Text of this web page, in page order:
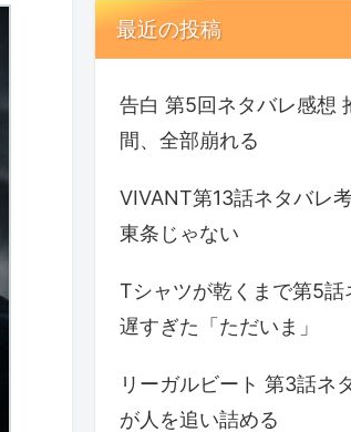
最近の投稿
告白 第5回ネタバレ感想
間、全部崩れる
VIVANT第13話ネタバレ
東条じゃない
Tシャツが乾くまで第5話
遅すぎた「ただいま」
リーガルビート 第3話ネ
が人を追い詰める